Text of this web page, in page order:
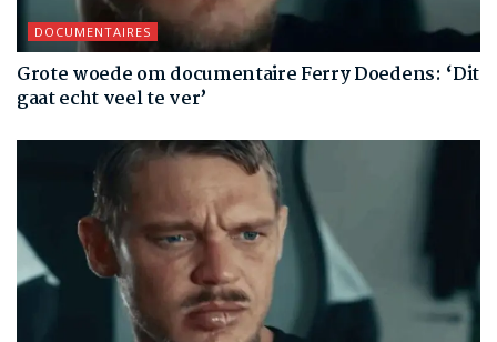
DOCUMENTAIRES
Grote woede om documentaire Ferry Doedens: ‘Dit
gaat echt veel te ver’